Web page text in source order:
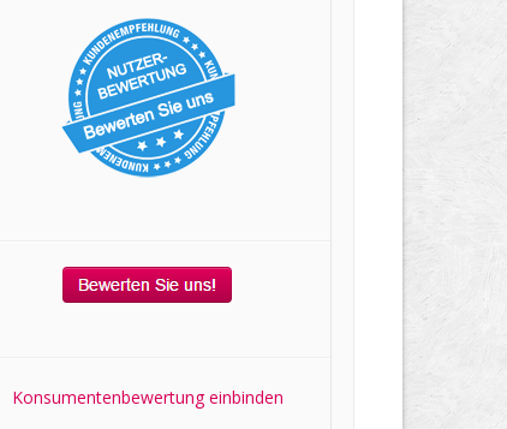
Konsumentenbewertung einbinden